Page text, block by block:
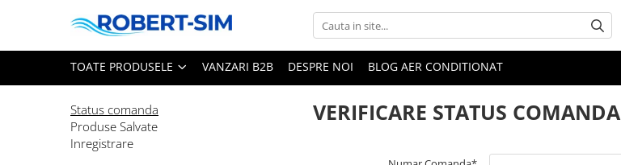
Toate Produsele
Montaj aer condiționat Iași
Pachete aer condiționat cu montaj
Aer conditionat 9000BTU
TOATE PRODUSELE VANZARI B2B DESPRE NOI BLOG AER CONDITIONAT
Status comanda
Produse Salvate
Inregistrare
VERIFICARE STATUS COMANDA